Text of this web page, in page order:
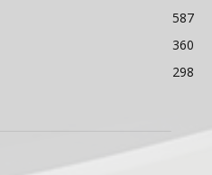
587
360
298